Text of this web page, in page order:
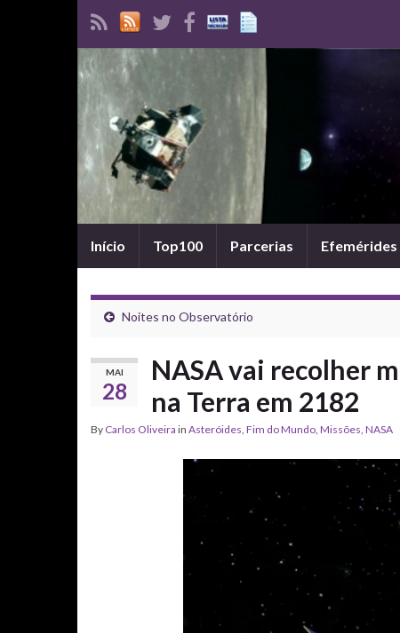
Início Top100 Parcerias Efemérides
Noites no Observatório
MAI
28
NASA vai recolher
na Terra em 2182
By Carlos Oliveira in Asteróides, Fim do Mundo, Missões, NASA